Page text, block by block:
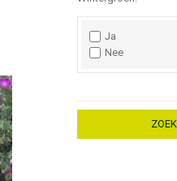
Wit
Zwart
Ja
Nee